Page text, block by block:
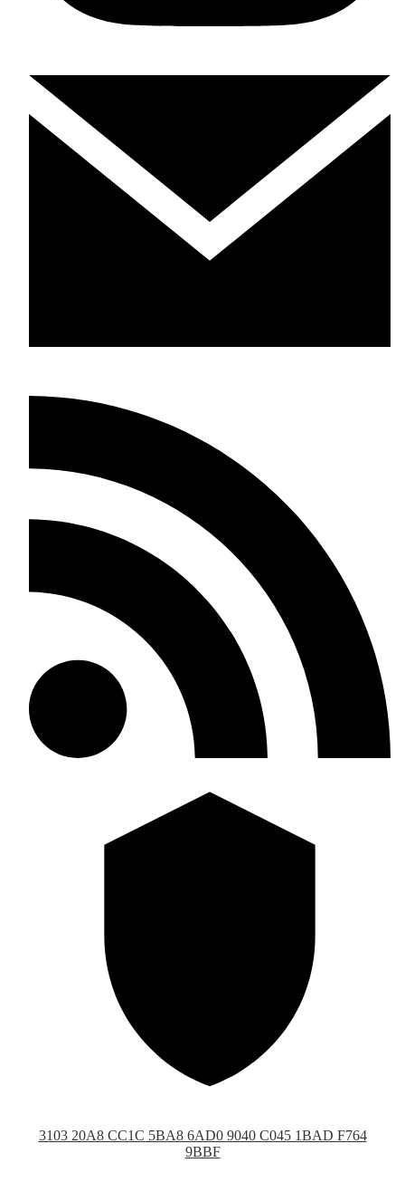
3103 20A8 CC1C 5BA8 6AD0 9040 C045 1BAD F764
9BBF